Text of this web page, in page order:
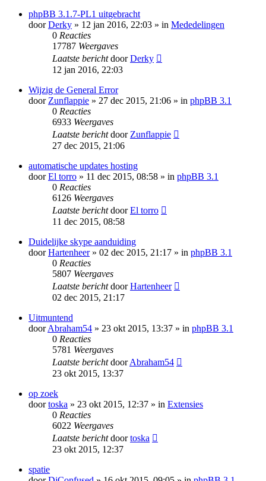
phpBB 3.1.7-PL1 uitgebracht
doorDerky » 12 jan 2016, 22:03 » in Mededelingen
0 Reacties
17787 Weergaves
Laatste berichtdoorDerky
12 jan 2016, 22:03
Wijzig de General Error
doorZunflappie » 27 dec 2015, 21:06 » in phpBB 3.1
0 Reacties
6933 Weergaves
Laatste berichtdoorZunflappie
27 dec 2015, 21:06
automatische updates hosting
doorEl torro » 11 dec 2015, 08:58 » in phpBB 3.1
0 Reacties
6126 Weergaves
Laatste berichtdoorEl torro
11 dec 2015, 08:58
Duidelijke skype aanduiding
doorHartenheer» 02 dec 2015, 21:17 » in phpBB 3.1
0 Reacties
5807 Weergaves
Laatste berichtdoorHartenheer
02 dec 2015, 21:17
Uitmuntend
doorAbraham54 » 23 okt 2015, 13:37 » in phpBB 3.1
0 Reacties
5781 Weergaves
Laatste berichtdoorAbraham54
23 okt 2015, 13:37
op zoek
doortoska » 23 okt 2015, 12:37 » in Extensies
0 Reacties
6022 Weergaves
Laatste berichtdoortoska
23 okt 2015, 12:37
spatie